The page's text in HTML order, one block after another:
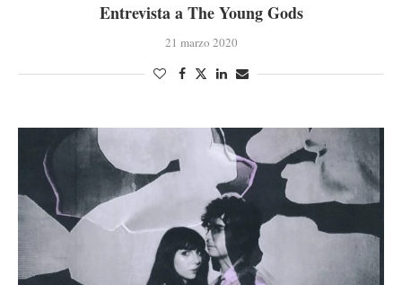
Entrevista a The Young Gods
21 marzo 2020